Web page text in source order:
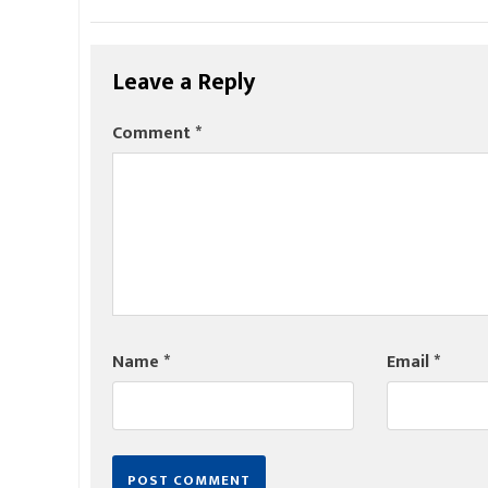
Leave a Reply
Comment*
Name* Email*